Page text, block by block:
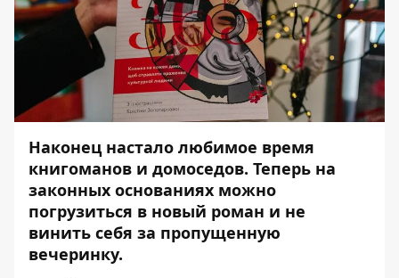
Наконец настало любимое время
книгоманов и домоседов. Теперь на
законных основаниях можно
погрузиться в новый роман и не
винить себя за пропущенную
вечеринку.